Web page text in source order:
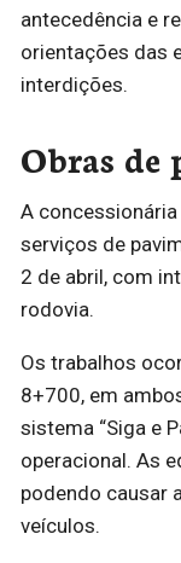
antecedência e
orientações das
interdições.
Obras de
A
serviços de
2 de abril, com
rodovia.
Os trabalhos
8+700, em
sistema “Siga e
operacional. As
podendo causar
veículos.